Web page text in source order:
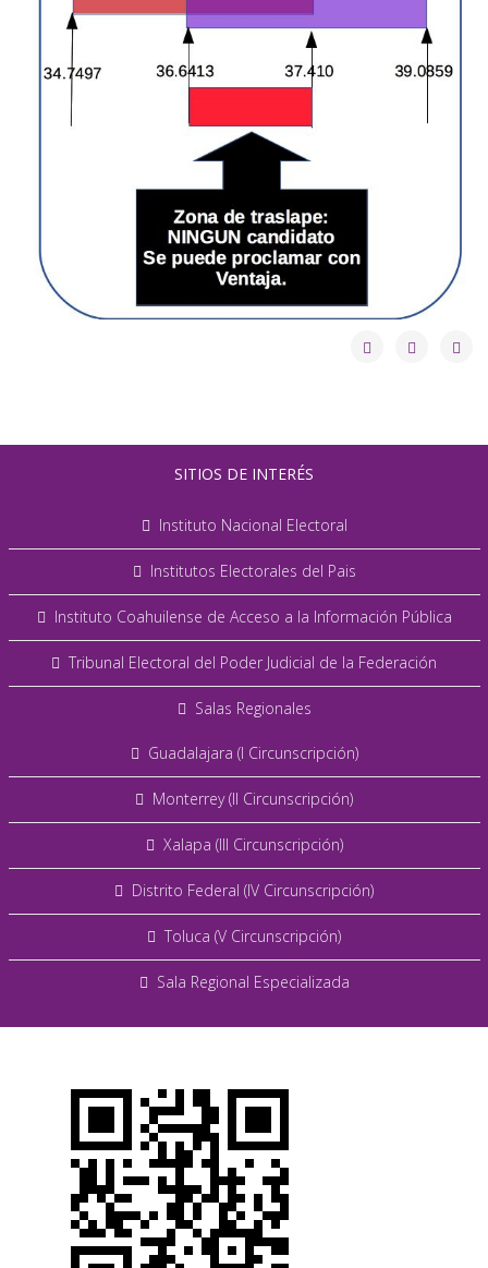
SITIOS DE INTERÉS
Instituto Nacional Electoral
Institutos Electorales del Pais
Instituto Coahuilense de Acceso a la Información Pública
Tribunal Electoral del Poder Judicial de la Federación
Salas Regionales
Guadalajara (I Circunscripción)
Monterrey (II Circunscripción)
Xalapa (III Circunscripción)
Distrito Federal (IV Circunscripción)
Toluca (V Circunscripción)
Sala Regional Especializada